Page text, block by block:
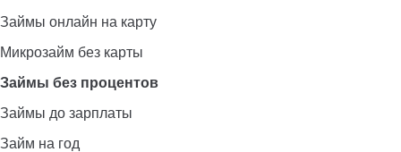
Займы онлайн на карту
Микрозайм без карты
Займы без процентов
Займы до зарплаты
Займ на год